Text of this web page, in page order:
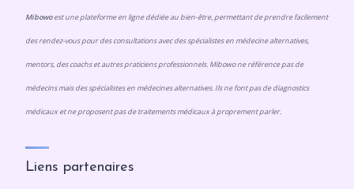
Mibowoest une plateforme en ligne dédiée au bien-être, permettant de prendre facilement
des rendez-vous pour des consultations avec des spécialistes en médecine alternatives,
mentors, des coachs et autres praticiens professionnels. Mibowo ne référence pas de
médecins mais des spécialistes en médecines alternatives. Ils ne font pas de diagnostics
médicaux et ne proposent pas de traitements médicaux à proprement parler.
Liens partenaires